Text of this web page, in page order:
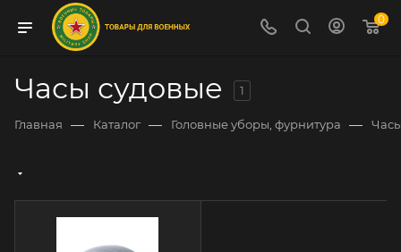
0
Часы судовые 1
Главная — Каталог — Головные уборы, фурнитура —